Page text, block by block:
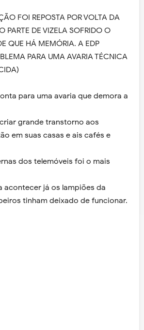
FOI REPOSTA POR VOLTA DA
PARTE DE VIZELA SOFRIDO O
QUE HÁ MEMÓRIA. A EDP
PARA UMA AVARIA TÉCNICA
para uma avaria que demora a
grande transtorno aos
em suas casas e ais cafés e
dos telemóveis foi o mais
acontecer já os lampiões da
tinham deixado de funcionar.